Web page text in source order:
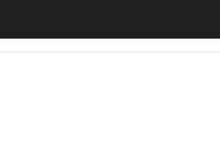
valutazione su